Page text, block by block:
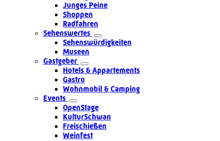
Junges Peine
Shoppen
Radfahren
Sehenswertes
Sehenswürdigkeiten
Museen
Gastgeber
Hotels & Appartements
Gastro
Wohnmobil & Camping
Events
OpenStage
KulturSchwan
Freischießen
Weinfest